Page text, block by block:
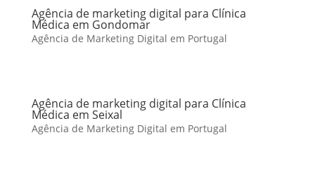
Agência de marketing digital para Clínica
Médica em Gondomar
Agência de Marketing Digital em Portugal
Agência de marketing digital para Clínica
Médica em Seixal
Agência de Marketing Digital em Portugal